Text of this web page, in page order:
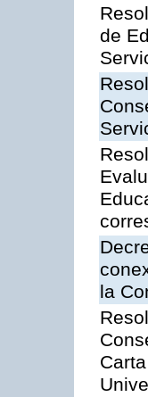
de
la